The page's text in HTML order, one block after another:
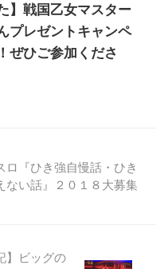
】戦国乙女マスター
プレゼントキャンペ
ぜひご参加くださ
ロ『ひき強自慢話・ひき
ない話』２０１８大募集
】ビッグの